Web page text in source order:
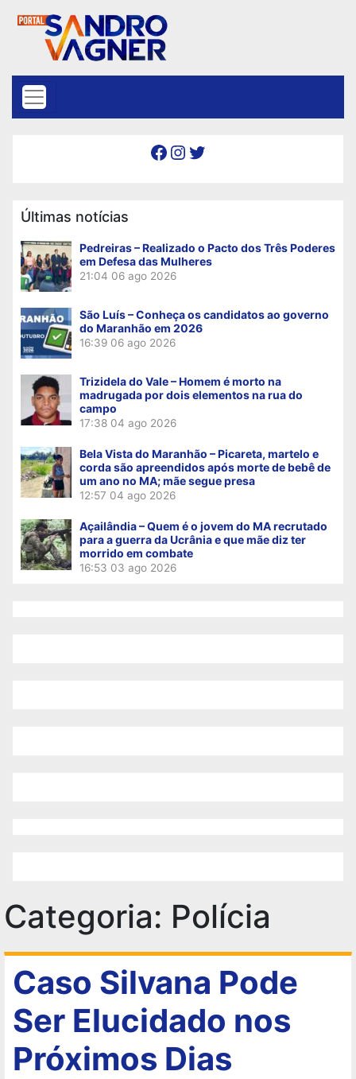
Facebook Instagram Twitter
Últimas notícias
Pedreiras – Realizado o Pacto dos Três Poderes
em Defesa das Mulheres
21:04 06 ago 2026
São Luís – Conheça os candidatos ao governo
do Maranhão em 2026
16:39 06 ago 2026
Trizidela do Vale – Homem é morto na
madrugada por dois elementos na rua do
campo
17:38 04 ago 2026
Bela Vista do Maranhão – Picareta, martelo e
corda são apreendidos após morte de bebê de
um ano no MA; mãe segue presa
12:57 04 ago 2026
Açailândia – Quem é o jovem do MA recrutado
para a guerra da Ucrânia e que mãe diz ter
morrido em combate
16:53 03 ago 2026
Categoria: Polícia
Caso Silvana Pode
Ser Elucidado nos
Próximos Dias